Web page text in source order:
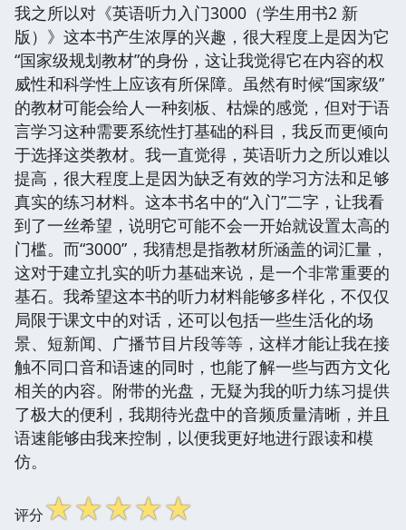
我之所以对《英语听力入门3000（学生用书2 新
版）》这本书产生浓厚的兴趣，很大程度上是因为它
“国家级规划教材”的身份，这让我觉得它在内容的权
威性和科学性上应该有所保障。虽然有时候“国家级”
的教材可能会给人一种刻板、枯燥的感觉，但对于语
言学习这种需要系统性打基础的科目，我反而更倾向
于选择这类教材。我一直觉得，英语听力之所以难以
提高，很大程度上是因为缺乏有效的学习方法和足够
真实的练习材料。这本书名中的“入门”二字，让我看
到了一丝希望，说明它可能不会一开始就设置太高的
门槛。而“3000”，我猜想是指教材所涵盖的词汇量，
这对于建立扎实的听力基础来说，是一个非常重要的
基石。我希望这本书的听力材料能够多样化，不仅仅
局限于课文中的对话，还可以包括一些生活化的场
景、短新闻、广播节目片段等等，这样才能让我在接
触不同口音和语速的同时，也能了解一些与西方文化
相关的内容。附带的光盘，无疑为我的听力练习提供
了极大的便利，我期待光盘中的音频质量清晰，并且
语速能够由我来控制，以便我更好地进行跟读和模
仿。
评分☆☆☆☆☆